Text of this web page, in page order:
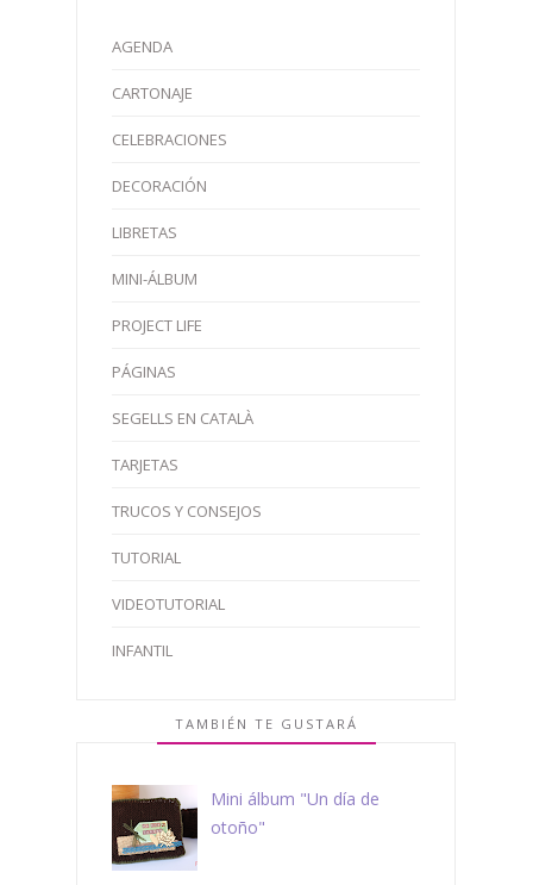
AGENDA
CARTONAJE
CELEBRACIONES
DECORACIÓN
LIBRETAS
MINI-ÁLBUM
PROJECT LIFE
PÁGINAS
SEGELLS EN CATALÀ
TARJETAS
TRUCOS Y CONSEJOS
TUTORIAL
VIDEOTUTORIAL
INFANTIL
TAMBIÉN TE GUSTARÁ
Mini álbum "Un día de
otoño"